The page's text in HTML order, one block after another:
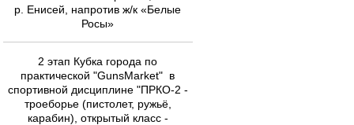
р. Енисей, напротив ж/к «Белые
Росы»
2 этап Кубка города по
практической "GunsMarket" в
спортивной дисциплине "ПРКО-2 -
троеборье (пистолет, ружьё,
карабин), открытый класс -